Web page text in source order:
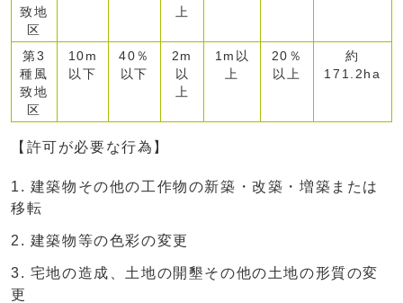
致地
区
上
第3
種風
致地
区
10m
以下
40％
以下
2m
以
上
1m以
上
20％
以上
約
171.2ha
【許可が必要な行為】
建築物その他の工作物の新築・改築・増築または
移転
建築物等の色彩の変更
宅地の造成、土地の開墾その他の土地の形質の変
更